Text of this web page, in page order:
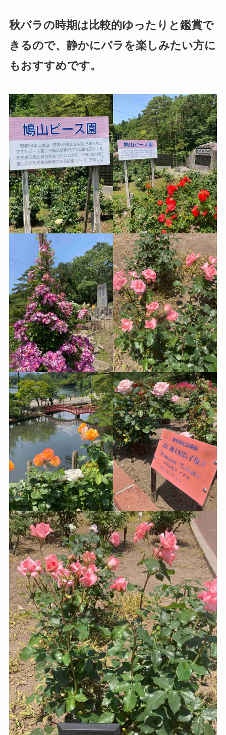
秋バラの時期は比較的ゆったりと鑑賞で
きるので、静かにバラを楽しみたい方に
もおすすめです。